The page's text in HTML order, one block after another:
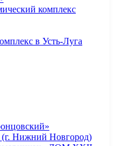
комплекс
в Усть-Луга
Нижний Новгород)